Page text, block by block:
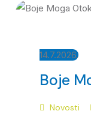
14.7.2026.
Boje
Novosti